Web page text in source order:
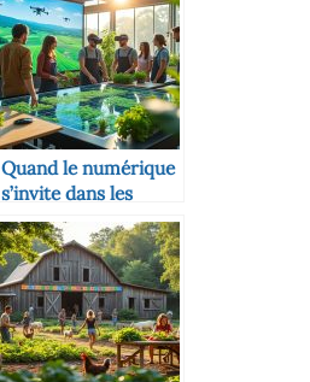
Quand le numérique
s’invite dans les
formations agricoles